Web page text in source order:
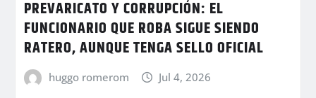
PREVARICATO Y CORRUPCIÓN: EL
FUNCIONARIO QUE ROBA SIGUE SIENDO
RATERO, AUNQUE TENGA SELLO OFICIAL
huggo romerom Jul 4, 2026